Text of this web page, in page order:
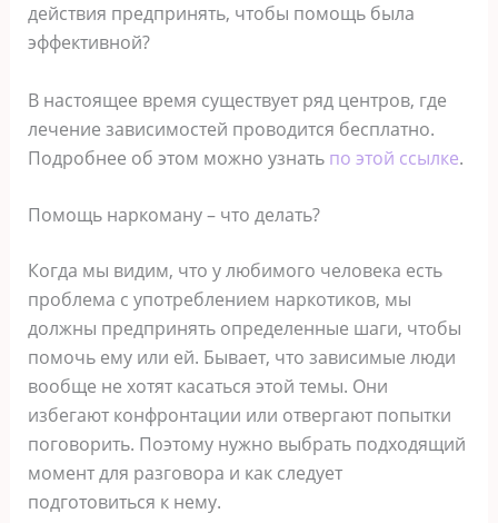
действия предпринять, чтобы помощь была
эффективной?
В настоящее время существует ряд центров, где
лечение зависимостей проводится бесплатно.
Подробнее об этом можно узнать по этой ссылке.
Помощь наркоману – что делать?
Когда мы видим, что у любимого человека есть
проблема с употреблением наркотиков, мы
должны предпринять определенные шаги, чтобы
помочь ему или ей. Бывает, что зависимые люди
вообще не хотят касаться этой темы. Они
избегают конфронтации или отвергают попытки
поговорить. Поэтому нужно выбрать подходящий
момент для разговора и как следует
подготовиться к нему.